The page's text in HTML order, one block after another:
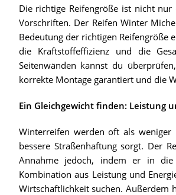
Die richtige Reifengröße ist nicht
Vorschriften. Der Reifen Winter
Bedeutung der richtigen Reifengröße
die Kraftstoffeffizienz und die
Seitenwänden kannst du
korrekte Montage garantiert und die
Ein Gleichgewicht finden: Leistung
Winterreifen werden oft als
bessere Straßenhaftung sorgt. Der
Annahme jedoch, indem er in die
Kombination aus Leistung und
Wirtschaftlichkeit suchen. Außerdem